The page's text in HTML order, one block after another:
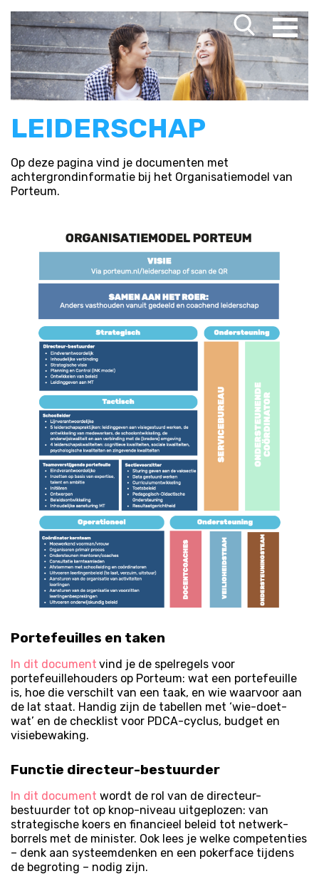
LEIDERSCHAP
Op deze pagina vind je documenten met
achtergrondinformatie bij het Organisatiemodel van
Porteum.
Portefeuilles en taken
In dit document vind je de spelregels voor
portefeuillehouders op Porteum: wat een portefeuille
is, hoe die verschilt van een taak, en wie waarvoor aan
de lat staat. Handig zijn de tabellen met ‘wie-doet-
wat’ en de checklist voor PDCA-cyclus, budget en
visie­bewaking.
Functie directeur-bestuurder
In dit document wordt de rol van de directeur-
bestuurder tot op knop-niveau uitgeplozen: van
strategische koers en financieel beleid tot netwerk­
borrels met de minister. Ook lees je welke competenties
– denk aan systeemdenken en een pokerface tijdens
de begroting – nodig zijn.